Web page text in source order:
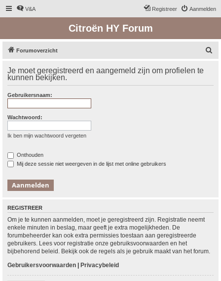
V&A Aanmelden
Registreer
Citroën HY Forum
Forumoverzicht
k
Je moet geregistreerd en aangemeld zijn om profielen te
kunnen bekijken.
Gebruikersnaam:
Wachtwoord:
Ik ben mijn wachtwoord vergeten
Onthouden
Mij deze sessie niet weergeven in de lijst met online gebruikers
REGISTREER
Om je te kunnen aanmelden, moet je geregistreerd zijn. Registratie neemt
enkele minuten in beslag, maar geeft je extra mogelijkheden. De
forumbeheerder kan ook extra permissies toestaan aan geregistreerde
gebruikers. Lees voor registratie onze gebruiksvoorwaarden en het
bijbehorend beleid. Bekijk ook de regels als je gebruik maakt van het forum.
Gebruikersvoorwaarden | Privacybeleid